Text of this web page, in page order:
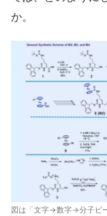
か。
図は「文字→数字→分子ビ